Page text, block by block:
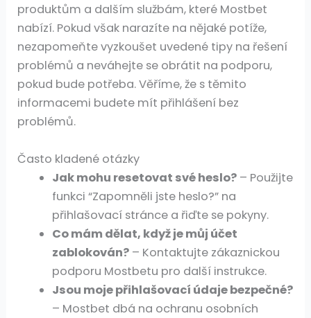
produktům a dalším službám, které Mostbet
nabízí. Pokud však narazíte na nějaké potíže,
nezapomeňte vyzkoušet uvedené tipy na řešení
problémů a neváhejte se obrátit na podporu,
pokud bude potřeba. Věříme, že s těmito
informacemi budete mít přihlášení bez
problémů.
Často kladené otázky
Jak mohu resetovat své heslo?– Použijte
funkci “Zapomněli jste heslo?” na
přihlašovací stránce a řiďte se pokyny.
Co mám dělat, když je můj účet
zablokován?– Kontaktujte zákaznickou
podporu Mostbetu pro další instrukce.
Jsou moje přihlašovací údaje bezpečné?
– Mostbet dbá na ochranu osobních